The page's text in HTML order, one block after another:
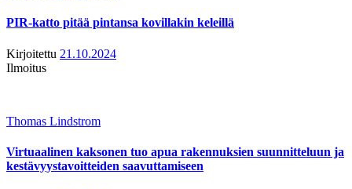
PIR-katto pitää pintansa kovillakin keleillä
Kirjoitettu 21.10.2024
Ilmoitus
Thomas Lindstrom
Virtuaalinen kaksonen tuo apua rakennuksien suunnitteluun ja
kestävyystavoitteiden saavuttamiseen